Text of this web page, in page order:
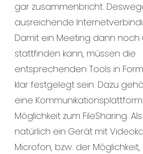
gar zusammenbricht.
ausreichende
Damit ein Meeting dann
stattfinden kann, müssen die
entsprechenden Tools in
klar festgelegt sein. Dazu
eine
Möglichkeit zum FileSharing.
natürlich ein Gerät mit
Microfon, bzw. der